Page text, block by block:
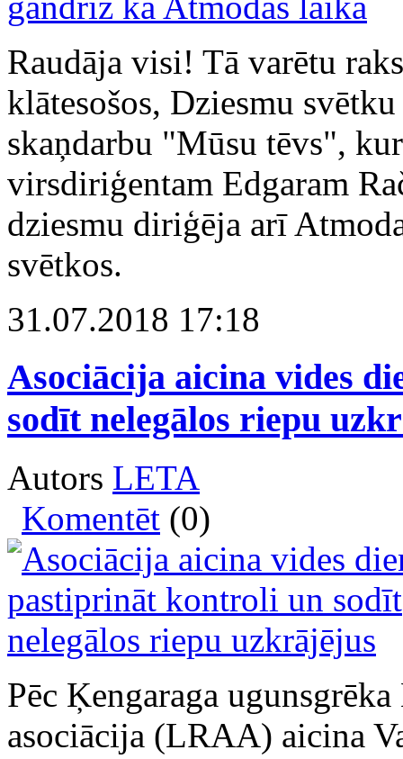
Raudāja visi! Tā varētu
klātesošos, Dziesmu
skaņdarbu "Mūsu tēvs",
virsdiriģentam Edgaram
dziesmu diriģēja arī
svētkos.
31.07.2018 17:18
Asociācija aicina vides
sodīt nelegālos riepu
Autors LETA
Komentēt (0)
Pēc Ķengaraga
asociācija (LRAA) aicina